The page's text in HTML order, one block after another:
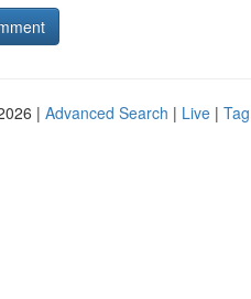
| Advanced Search | Live |